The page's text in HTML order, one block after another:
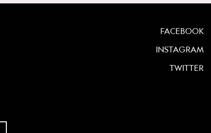
FACEBOOK
INSTAGRAM
TWITTER